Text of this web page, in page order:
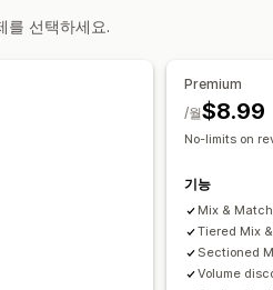
균일 할인
대량 가격
함께 자주 구매하는 제품 번들
추적
를 선택하세요.
Premium
$8.99
/월
No-limits on
기능
Mix & Match
Tiered Mix
Sectioned
Volume